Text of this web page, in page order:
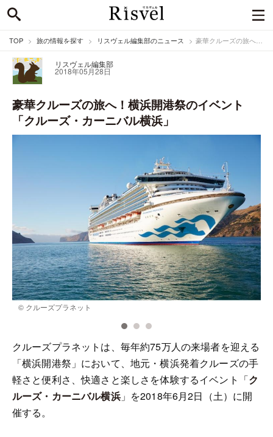
TOP 旅の情報を探す リスヴェル編集部のニュース 豪華クルーズの旅へ！横浜開港祭のイベント「クルーズ・カーニバル横浜」
リスヴェル編集部
2018年05月28日
豪華クルーズの旅へ！横浜開港祭のイベント
「クルーズ・カーニバル横浜」
© クルーズプラネット
クルーズプラネットは、毎年約75万人の来場者を迎える
「横浜開港祭」において、地元・横浜発着クルーズの手
軽さと便利さ、快適さと楽しさを体験するイベント「ク
ルーズ・カーニバル横浜」を2018年6月2日（土）に開
催する。